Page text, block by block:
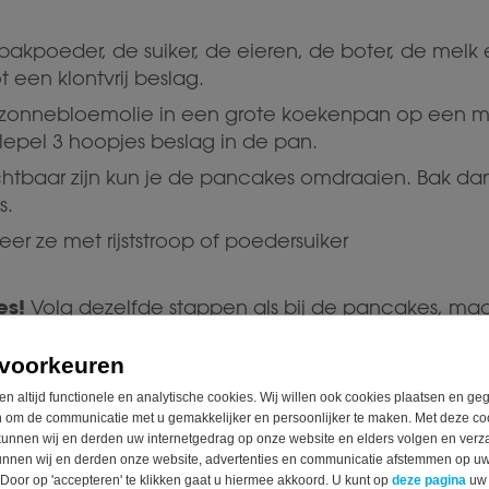
altijd functionele en analytische cookies. Wij willen ook cookies plaatsen en
om de communicatie met u gemakkelijker en persoonlijker te maken. Met deze
wij en derden uw internetgedrag op onze website en elders volgen en
wij en derden onze website, advertenties en communicatie afstemmen op
op 'accepteren' te klikken gaat u hiermee akkoord. U kunt op deze pagina uw
de suiker, de eieren, de boter, de melk
een klontvrij beslag.
in een grote koekenpan op een
3 hoopjes beslag in de pan.
zijn kun je de pancakes omdraaien. Bak
ze met rijststroop of poedersuiker
Volg dezelfde stappen als bij de pancakes,
of poffertjes met vers fruit dat je goed kunt